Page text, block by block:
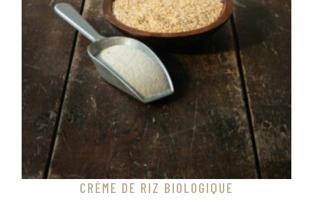
CRÈME DE RIZ BIOLOGIQUE